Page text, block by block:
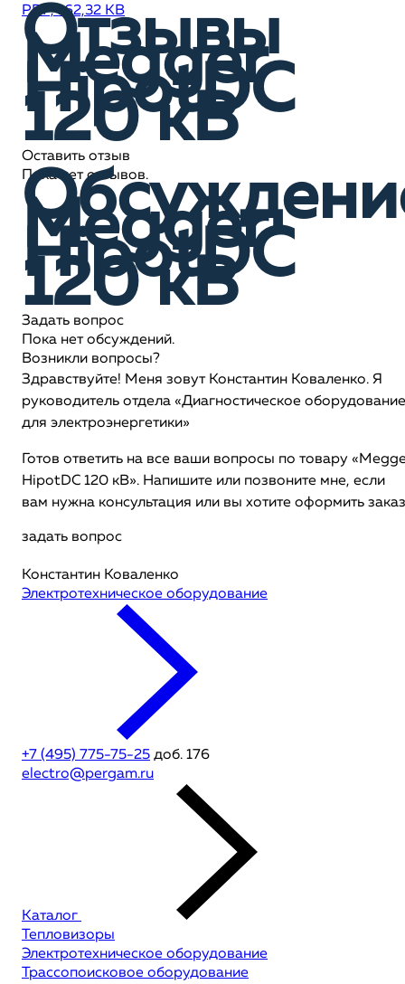
PDF, 162,32 KB
Отзывы
Megger
HipotDC
120 кВ
Оставить отзыв
Пока нет отзывов.
Megger
HipotDC
120 кВ
Задать вопрос
Пока нет обсуждений.
Возникли вопросы?
Здравствуйте! Меня зовут Константин Коваленко. Я
руководитель отдела «Диагностическое оборудование
для электроэнергетики»
Готов ответить на все ваши вопросы по товару
HipotDC 120 кВ». Напишите или позвоните мне, если
вам нужна консультация или вы хотите оформить заказ
задать вопрос
Константин Коваленко
Электротехническое оборудование
+7 (495) 775-75-25 доб. 176
electro@pergam.ru
Каталог
Тепловизоры
Электротехническое оборудование
Трассопоисковое оборудование